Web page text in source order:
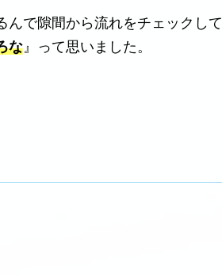
んで隙間から流れをチェックして
な 』って思いました。